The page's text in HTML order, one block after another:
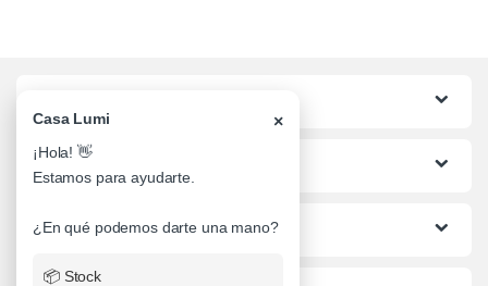
Lo mas buscado
Informacion al Cliente
Casa Lumi ×
¡Hola! 👋
Estamos para ayudarte.
¿En qué podemos darte una mano?
📦 Stock